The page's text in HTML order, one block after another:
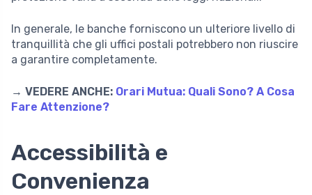
In generale, le banche forniscono un ulteriore livello di
tranquillità che gli uffici postali potrebbero non riuscire
a garantire completamente.
→ VEDERE ANCHE: Orari Mutua: Quali Sono? A Cosa
Fare Attenzione?
Accessibilità e
Convenienza